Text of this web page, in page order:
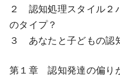
２ 認知処理スタイル２
のタイプ？
３ あなたと子どもの認
第１章 認知発達の偏り